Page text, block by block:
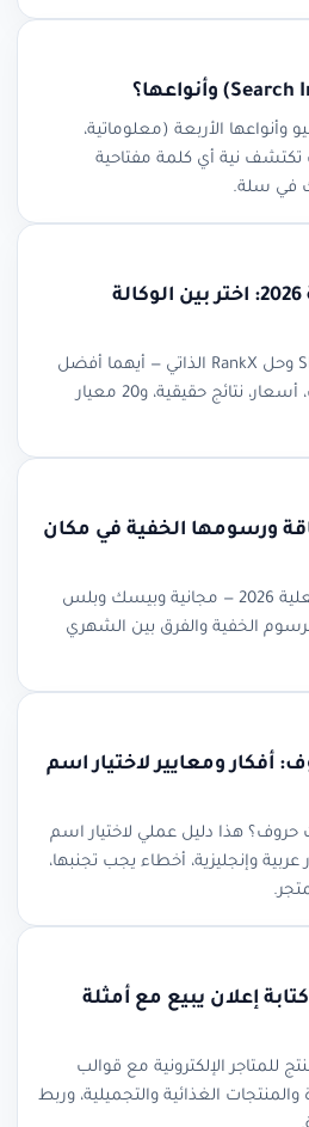
الأربعة (معلوماتية،
تكتشف نية أي كلمة مفتاحية
في سلة.
أفضل شركة سيو سلة 2026: اختر بين الوكالة
مقارنة شاملة بين وكالات SEO وحل RankX الذاتي — أيهما أفضل
لمتجرك على سلة؟ إحصائيات، أسعار، نتائج حقيقية، و20 معيار
2026: كل باقة ورسومها الخفية في مكان
شاهد أسعار باقات سلة الفعلية 2026 — مجانية وبيسك وبلس
الخفية والفرق بين الشهري
أفكار ومعايير لاختيار اسم
هذا دليل عملي لاختيار اسم
وإنجليزية، أخطاء يجب تجنبها،
إعلان يبيع مع أمثلة
للمتاجر الإلكترونية مع قوالب
الغذائية والتجميلية، وربط